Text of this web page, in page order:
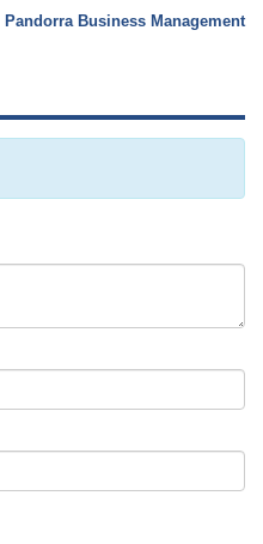
Pandorra Business Management